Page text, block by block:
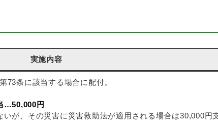
実施内容
73条に該当する場合に配付。
…50,000円
が、その災害に災害救助法が適用される場合は30,000円